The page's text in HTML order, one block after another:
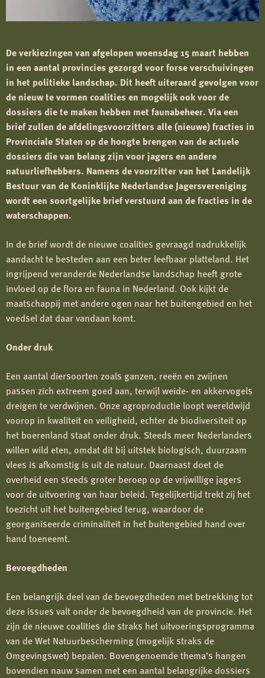
De verkiezingen van afgelopen woensdag 15 maart hebben
in een aantal provincies gezorgd voor forse verschuivingen
in het politieke landschap. Dit heeft uiteraard gevolgen voor
de nieuw te vormen coalities en mogelijk ook voor de
dossiers die te maken hebben met faunabeheer. Via een
brief zullen de afdelingsvoorzitters alle (nieuwe) fracties in
Provinciale Staten op de hoogte brengen van de actuele
dossiers die van belang zijn voor jagers en andere
natuurliefhebbers. Namens de voorzitter van het Landelijk
Bestuur van de Koninklijke Nederlandse Jagersvereniging
wordt een soortgelijke brief verstuurd aan de fracties in de
waterschappen.
In de brief wordt de nieuwe coalities gevraagd nadrukkelijk
aandacht te besteden aan een beter leefbaar platteland. Het
ingrijpend veranderde Nederlandse landschap heeft grote
invloed op de flora en fauna in Nederland. Ook kijkt de
maatschappij met andere ogen naar het buitengebied en het
voedsel dat daar vandaan komt.
Onder druk
Een aantal diersoorten zoals ganzen, reeën en zwijnen
passen zich extreem goed aan, terwijl weide- en akkervogels
dreigen te verdwijnen. Onze agroproductie loopt wereldwijd
voorop in kwaliteit en veiligheid, echter de biodiversiteit op
het boerenland staat onder druk. Steeds meer Nederlanders
willen wild eten, omdat dit bij uitstek biologisch, duurzaam
vlees is afkomstig is uit de natuur. Daarnaast doet de
overheid een steeds groter beroep op de vrijwillige jagers
voor de uitvoering van haar beleid. Tegelijkertijd trekt zij het
toezicht uit het buitengebied terug, waardoor de
georganiseerde criminaliteit in het buitengebied hand over
hand toeneemt.
Bevoegdheden
Een belangrijk deel van de bevoegdheden met betrekking tot
deze issues valt onder de bevoegdheid van de provincie. Het
zijn de nieuwe coalities die straks het uitvoeringsprogramma
van de Wet Natuurbescherming (mogelijk straks de
Omgevingswet) bepalen. Bovengenoemde thema’s hangen
bovendien nauw samen met een aantal belangrijke dossiers